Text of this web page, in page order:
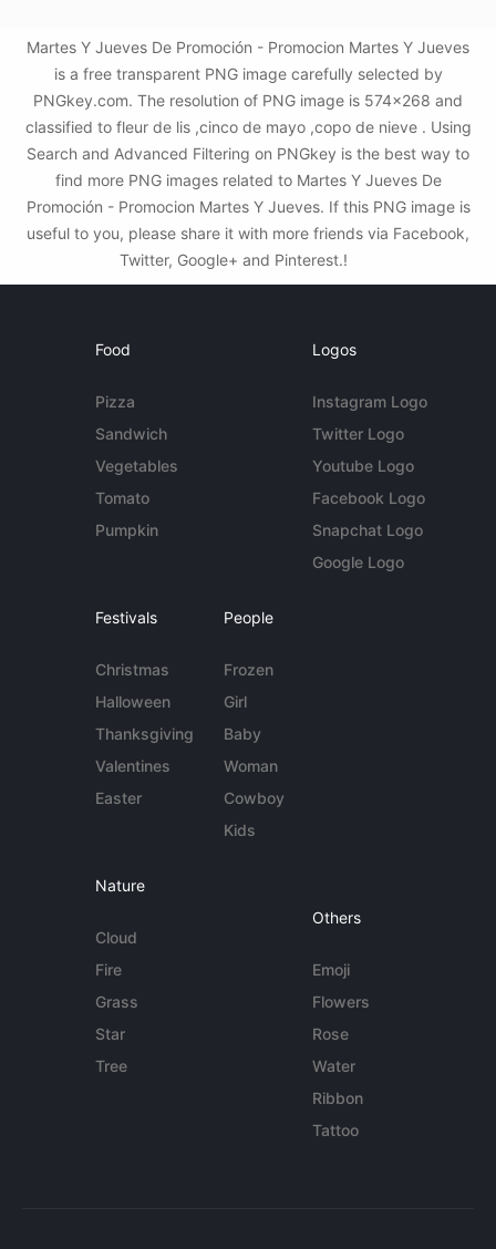
Martes Y Jueves De Promoción - Promocion Martes Y Jueves
is a free transparent PNG image carefully selected by
PNGkey.com. The resolution of PNG image is 574x268 and
classified to fleur de lis ,cinco de mayo ,copo de nieve . Using
Search and Advanced Filtering on PNGkey is the best way to
find more PNG images related to Martes Y Jueves De
Promoción - Promocion Martes Y Jueves. If this PNG image is
useful to you, please share it with more friends via Facebook,
Twitter, Google+ and Pinterest.!
Food
Pizza
Sandwich
Vegetables
Tomato
Pumpkin
Logos
Instagram Logo
Twitter Logo
Youtube Logo
Facebook Logo
Snapchat Logo
Google Logo
Festivals
Christmas
Halloween
Thanksgiving
Valentines
Easter
People
Frozen
Girl
Baby
Woman
Cowboy
Kids
Nature
Cloud
Fire
Grass
Star
Tree
Others
Emoji
Flowers
Rose
Water
Ribbon
Tattoo